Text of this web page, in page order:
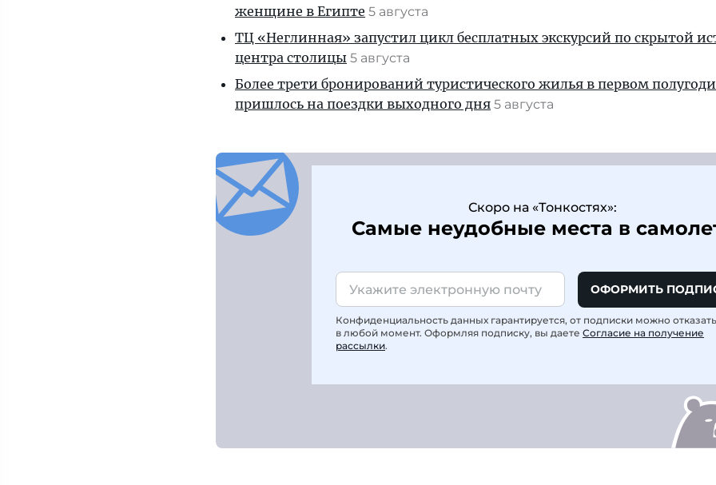
женщине в Египте 5 августа
ТЦ «Неглинная» запустил цикл бесплатных экскурсий по скрытой
центра столицы 5 августа
Более трети бронирований туристического жилья в первом
пришлось на поездки выходного дня 5 августа
Скоро на «Тонкостях»:
Самые неудобные места в
ОФОРМИТЬ
Конфиденциальность данных гарантируется, от подписки можно
в любой момент. Оформляя подписку, вы даете Согласие на получение
рассылки.